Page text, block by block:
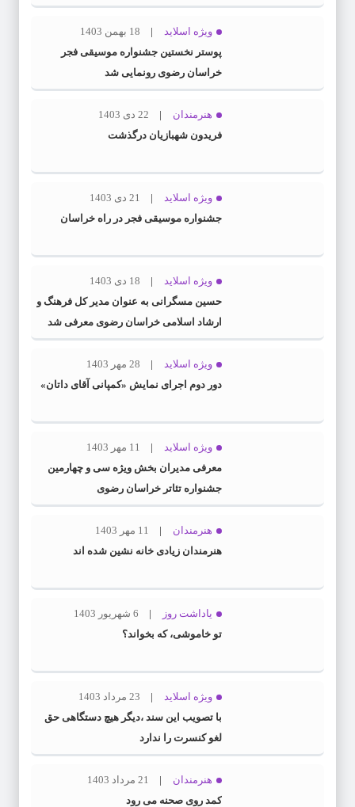
ویژه اسلاید
18 بهمن 1403
پوستر نخستین جشنواره موسیقی فجر
خراسان رضوی رونمایی شد
هنرمندان
22 دی 1403
فریدون شهبازیان درگذشت
ویژه اسلاید
21 دی 1403
جشنواره موسیقی فجر در راه خراسان
ویژه اسلاید
18 دی 1403
حسین مسگرانی به عنوان مدیر کل فرهنگ و
ارشاد اسلامی خراسان رضوی معرفی شد
ویژه اسلاید
28 مهر 1403
دور دوم اجرای نمایش «کمپانی آقای داتان»
ویژه اسلاید
11 مهر 1403
معرفی مدیران بخش ویژه سی و چهارمین
جشنواره تئاتر خراسان رضوی
هنرمندان
11 مهر 1403
هنرمندان زیادی خانه نشین شده اند
یاداشت روز
6 شهریور 1403
تو خاموشی، که بخواند؟
ویژه اسلاید
23 مرداد 1403
با تصویب این سند ،دیگر هیچ دستگاهی حق
لغو کنسرت را ندارد
هنرمندان
21 مرداد 1403
کمد روی صحنه می رود